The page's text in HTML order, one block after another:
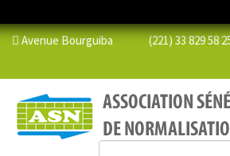
Avenue Bourguiba (221) 33 829 58